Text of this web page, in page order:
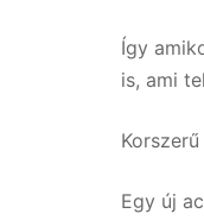
Így
is, ami
Egy új